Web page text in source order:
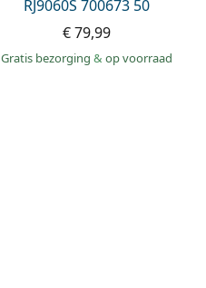
RJ9060S 700673 50
€ 79,99
Gratis bezorging & op voorraad